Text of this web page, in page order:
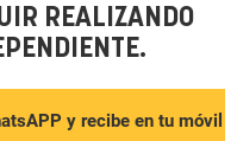
REALIZANDO
y recibe en tu móvil